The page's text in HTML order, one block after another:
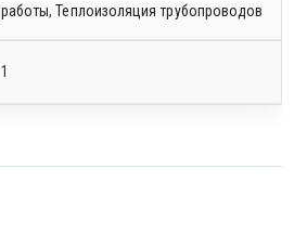
работы,Теплоизоляция трубопроводов
1